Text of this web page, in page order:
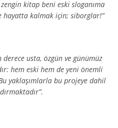
kitap beni eski sloganıma
hayatta kalmak için; siborglar!”
usta, özgün ve günümüz
hem eski hem de yeni önemli
yaklaşımlarla bu projeye dahil